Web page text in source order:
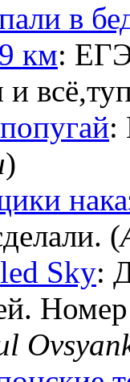
в
км:
:
)
(
Sky: